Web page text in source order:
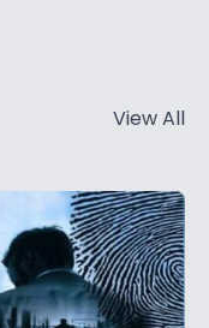
View All